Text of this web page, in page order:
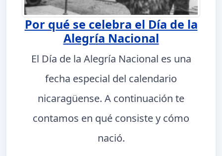
Por qué se celebra el Día de la
Alegría Nacional
El Día de la Alegría Nacional es una
fecha especial del calendario
nicaragüense. A continuación te
contamos en qué consiste y cómo
nació.